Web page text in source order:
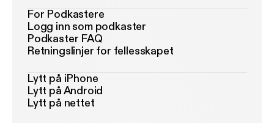
For Podkastere
Logg inn som podkaster
Podkaster FAQ
Retningslinjer for fellesskapet
Lytt på iPhone
Lytt på Android
Lytt på nettet